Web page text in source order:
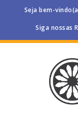
Seja bem-
Siga nossas